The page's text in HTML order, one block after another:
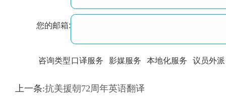
您的邮箱:
咨询类型口译服务 影媒服务 本地化服务 议员外派
训翻译 标准级 专业级
上一条:抗美援朝72周年英语翻译